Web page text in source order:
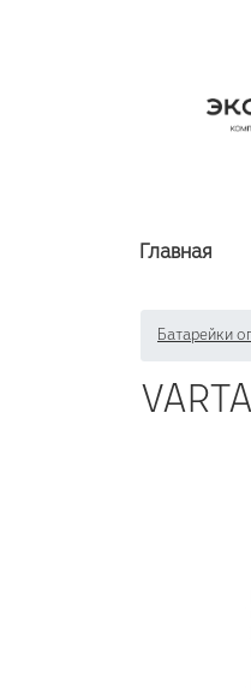
Главная
Батарейки